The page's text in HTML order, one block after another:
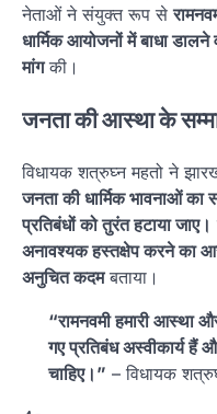
नेताओं ने संयुक्त रूप से
धार्मिक आयोजनों में बाधा
मांगकी।
जनता की आस्था के
विधायक शत्रुघ्न महतो ने
जनता की धार्मिक भावनाओं
प्रतिबंधों को तुरंत हटाया जाए।
अनावश्यक हस्तक्षेप करने का
अनुचित कदमबताया।
“रामनवमी हमारी आस्था
गए प्रतिबंध अस्वीकार्य हैं
चाहिए।” – विधायक